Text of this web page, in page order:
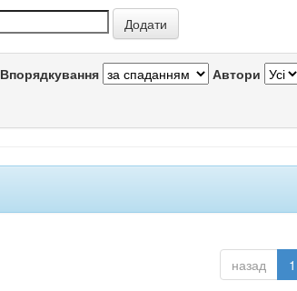
Впорядкування Автори
назад 1